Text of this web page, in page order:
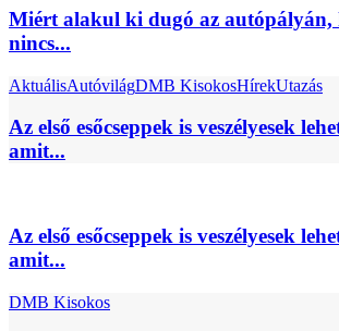
Miért alakul ki dugó az autópályán,
nincs...
AktuálisAutóvilágDMB KisokosHírekUtazás
Az első esőcseppek is veszélyesek
amit...
Az első esőcseppek is veszélyesek
amit...
DMB Kisokos